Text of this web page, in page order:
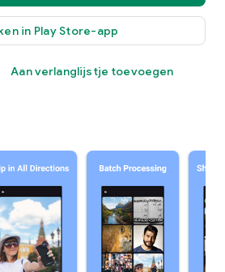
in Play Store-app
Aan verlanglijstje toevoegen